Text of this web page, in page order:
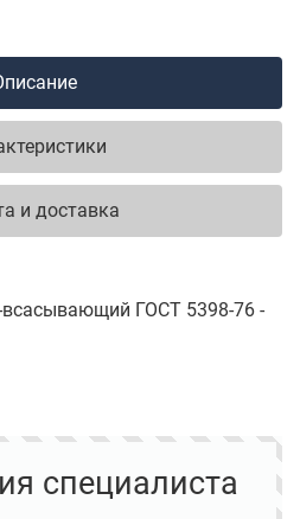
и доставка
всасывающий ГОСТ 5398-76 -
специалиста